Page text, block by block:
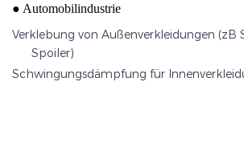
● Automobilindustrie
Verklebung von Außenverkleidungen (zB
Spoiler)
Schwingungsdämpfung für